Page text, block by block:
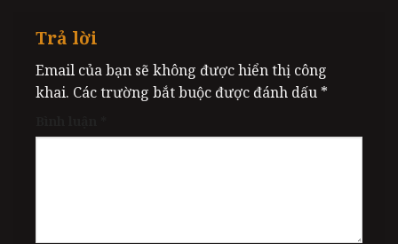
Trả lời
Email của bạn sẽ không được hiển thị công
khai. Các trường bắt buộc được đánh dấu *